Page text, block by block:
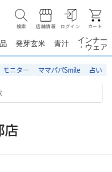
検索 店舗情報 ログイン カート
発芽玄米 青汁
インナー
・ウェア
モニター ママパパSmile 占い